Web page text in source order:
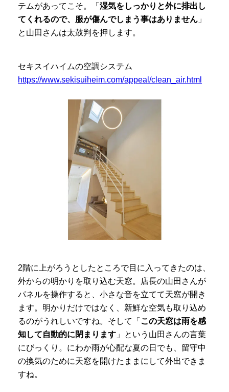
テムがあってこそ。「 湿気をしっかりと外に排出し
てくれるので、服が傷んでしまう事はありません 」
と山田さんは太鼓判を押します。
セキスイハイムの空調システム
https://www.sekisuiheim.com/appeal/clean_air.html
2階に上がろうとしたところで目に入ってきたのは、
外からの明かりを取り込む天窓。店長の山田さんが
パネルを操作すると、小さな音を立てて天窓が開き
ます。明かりだけではなく、新鮮な空気も取り込め
るのがうれしいですね。そして「 この天窓は雨を感
知して自動的に閉まります 」という山田さんの言葉
にびっくり。にわか雨が心配な夏の日でも、留守中
の換気のために天窓を開けたままにして外出できま
すね。